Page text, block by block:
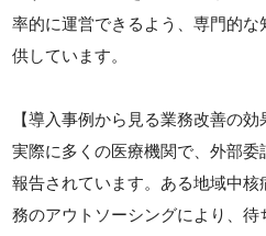
率的に運営できるよう、専門的
供しています。
【導入事例から見る業務改善の効
実際に多くの医療機関で、外部
報告されています。ある地域中
務のアウトソーシングにより、